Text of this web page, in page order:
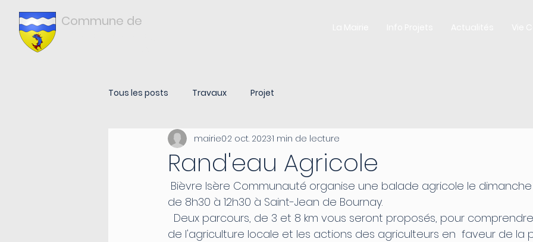
Commune de
Tous les posts Travaux Projet
Rand'eau Agricole
mairie02 oct. 20231 min de lecture
de 8h30 à 12h30 à Saint-Jean de Bournay.
de l'agriculture locale et les actions des agriculteurs en  faveur de la